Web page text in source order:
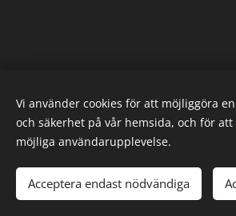
AL Linedancers
Alla rättigheter
Cookies
Vi använder cookies för att möjliggöra
och säkerhet på vår hemsida, och för
möjliga användarupplevelse.
Acceptera endast nödvändiga